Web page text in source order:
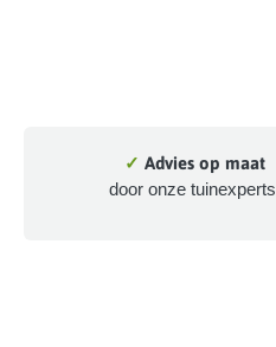
✓ Advies op maat
door onze